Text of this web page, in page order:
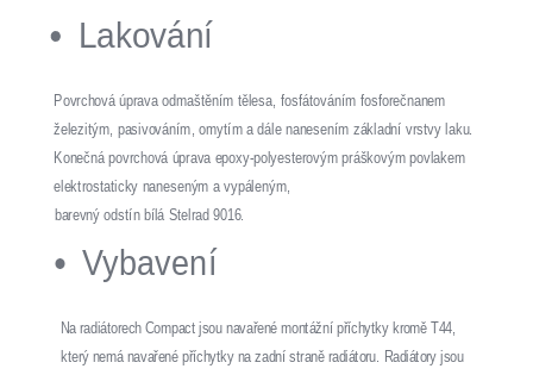
Lakování
Povrchová úprava odmaštěním tělesa, fosfátováním fosforečnanem
železitým, pasivováním, omytím a dále nanesením základní vrstvy laku.
Konečná povrchová úprava epoxy-polyesterovým práškovým povlakem
elektrostaticky naneseným a vypáleným,
barevný odstín bílá Stelrad 9016.
Vybavení
Na radiátorech Compact jsou navařené montážní příchytky kromě T44,
který nemá navařené příchytky na zadní straně radiátoru. Radiátory jsou